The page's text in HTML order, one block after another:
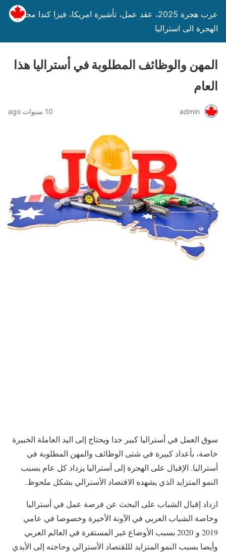
عرب هجرة 2025، عقد عمل، تأشيرة امريكا، فيزا كندا مجانا،
الهجرة الى استراليا
المهن والوظائف المطلوبة في أستراليا هذا
العام
admin 10 سنوات ago
سوق العمل في أستراليا كبير جدا ويحتاج إلى اليد العاملة الخبيرة
خاصة، بأعداد كبيرة في شتى الوظائف والمهن المطلوبة في
أستراليا. الإقبال على الهجرة إلى أستراليا يزداد كل عام بسبب
النمو المتزايد الذي يشهده الاقتصاد الأسترالي بشكل ملحوظ.
ازداد إقبال الشباب على البحث عن فرصة عمل في أستراليا
وخاصة الشباب العربي في الآونة الأخيرة وخصوصا في عامي
2019 و 2020 بسبب الأوضاع غير المستقرة في العالم العربي
وأيضا بسبب النمو المتزايد لللقتصاد الأسترالي وحاجته إلى الأيدي